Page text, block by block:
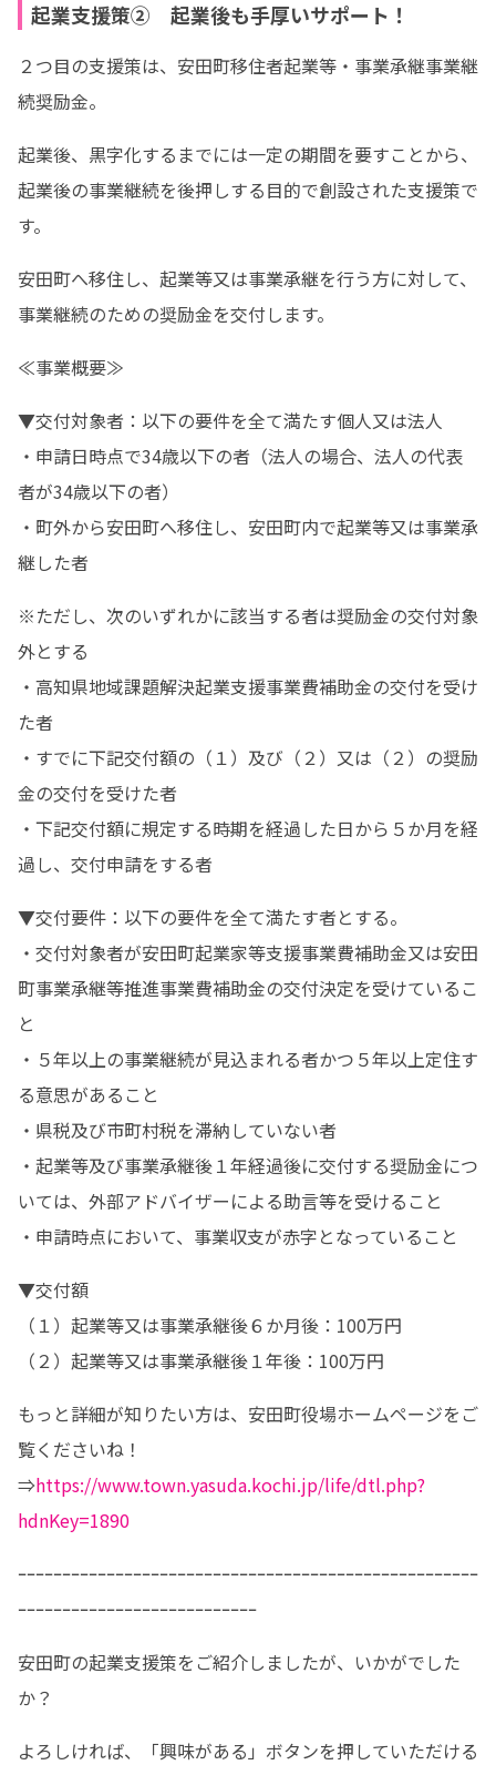
起業支援策② 起業後も手厚いサポート！
２つ目の支援策は、安田町移住者起業等・事業承継事業継
続奨励金。
起業後、黒字化するまでには一定の期間を要すことから、
起業後の事業継続を後押しする目的で創設された支援策で
す。
安田町へ移住し、起業等又は事業承継を行う方に対して、
事業継続のための奨励金を交付します。
≪事業概要≫
▼交付対象者：以下の要件を全て満たす個人又は法人
・申請日時点で34歳以下の者（法人の場合、法人の代表
者が34歳以下の者）
・町外から安田町へ移住し、安田町内で起業等又は事業承
継した者
※ただし、次のいずれかに該当する者は奨励金の交付対象
外とする
・高知県地域課題解決起業支援事業費補助金の交付を受け
た者
・すでに下記交付額の（１）及び（２）又は（２）の奨励
金の交付を受けた者
・下記交付額に規定する時期を経過した日から５か月を経
過し、交付申請をする者
▼交付要件：以下の要件を全て満たす者とする。
・交付対象者が安田町起業家等支援事業費補助金又は安田
町事業承継等推進事業費補助金の交付決定を受けているこ
と
・５年以上の事業継続が見込まれる者かつ５年以上定住す
る意思があること
・県税及び市町村税を滞納していない者
・起業等及び事業承継後１年経過後に交付する奨励金につ
いては、外部アドバイザーによる助言等を受けること
・申請時点において、事業収支が赤字となっていること
▼交付額
（１）起業等又は事業承継後６か月後：100万円
（２）起業等又は事業承継後１年後：100万円
もっと詳細が知りたい方は、安田町役場ホームページをご
覧くださいね！
⇒https://www.town.yasuda.kochi.jp/life/dtl.php?
hdnKey=1890
ｰｰｰｰｰｰｰｰｰｰｰｰｰｰｰｰｰｰｰｰｰｰｰｰｰｰｰｰｰｰｰｰｰｰｰｰｰｰｰｰｰｰｰｰｰｰｰｰｰｰｰｰ
ｰｰｰｰｰｰｰｰｰｰｰｰｰｰｰｰｰｰｰｰｰｰｰｰｰｰｰ
安田町の起業支援策をご紹介しましたが、いかがでした
か？
よろしければ、「興味がある」ボタンを押していただける